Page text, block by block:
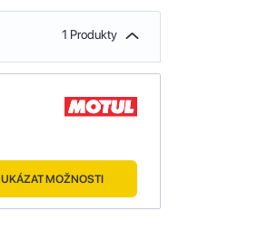
1 Produkty
UKÁZAT MOŽNOSTI